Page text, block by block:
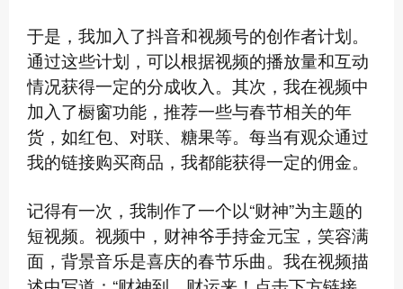
于是，我加入了抖音和视频号的创作者计划。
通过这些计划，可以根据视频的播放量和互动
情况获得一定的分成收入。其次，我在视频中
加入了橱窗功能，推荐一些与春节相关的年
货，如红包、对联、糖果等。每当有观众通过
我的链接购买商品，我都能获得一定的佣金。
记得有一次，我制作了一个以“财神”为主题的
短视频。视频中，财神爷手持金元宝，笑容满
面，背景音乐是喜庆的春节乐曲。我在视频描